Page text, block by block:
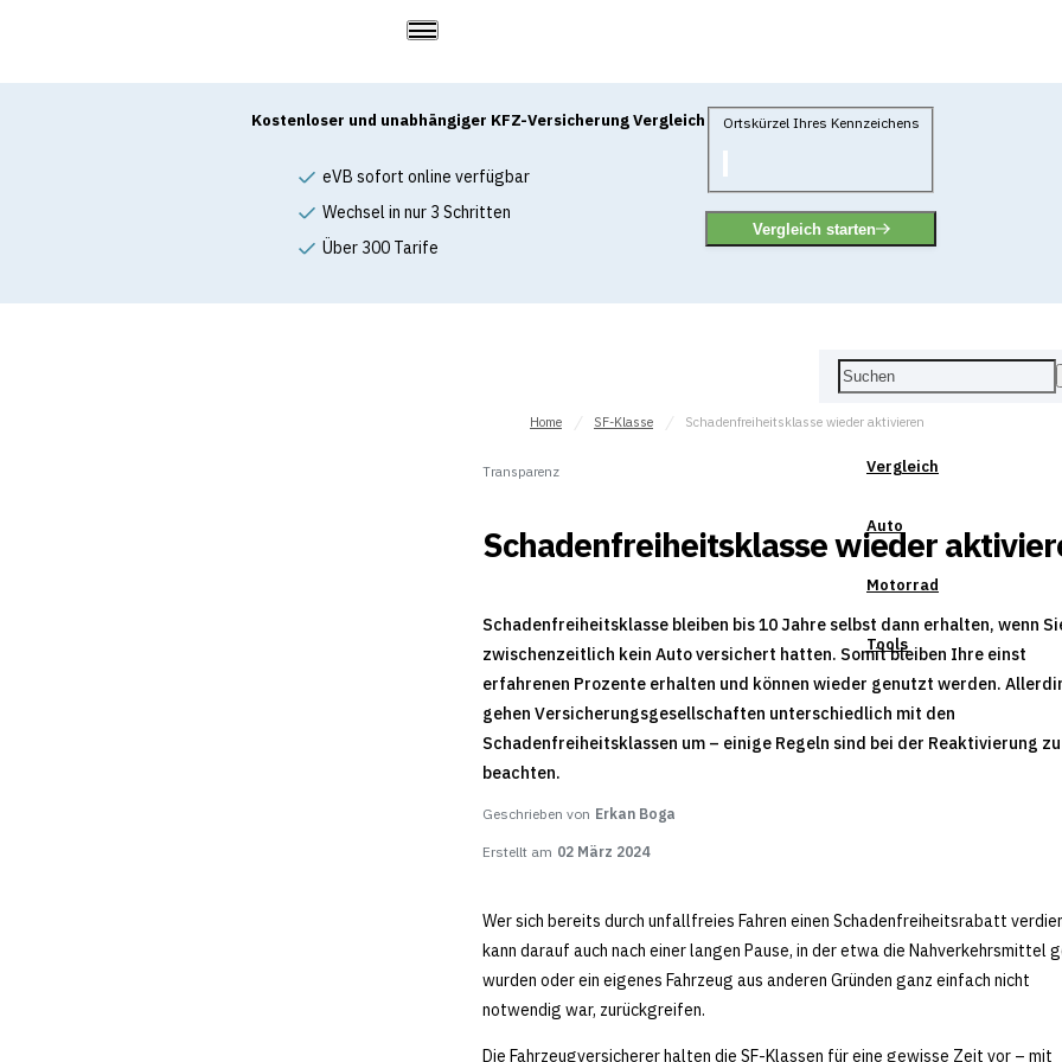
Vergleich
Auto
Motorrad
Tools
Kostenloser und unabhängiger KFZ-Versicherung Vergleich
eVB sofort online verfügbar
Wechsel in nur 3 Schritten
Über 300 Tarife
Ortskürzel Ihres Kennzeichens
Vergleich starten
Home SF-Klasse Schadenfreiheitsklasse wieder aktivieren
Transparenz
Schadenfreiheitsklasse wieder
Schadenfreiheitsklasse bleiben bis 10 Jahre selbst dann erhalten, wenn
zwischenzeitlich kein Auto versichert hatten. Somit bleiben Ihre einst
erfahrenen Prozente erhalten und können wieder genutzt werden.
gehen Versicherungsgesellschaften unterschiedlich mit den
Schadenfreiheitsklassen um – einige Regeln sind bei der Reaktivierung zu
beachten.
Geschrieben von Erkan Boga
Erstellt am 02 März 2024
Wer sich bereits durch unfallfreies Fahren einen Schadenfreiheitsrabatt
kann darauf auch nach einer langen Pause, in der etwa die Nahverkehrsmittel
wurden oder ein eigenes Fahrzeug aus anderen Gründen ganz einfach nicht
notwendig war, zurückgreifen.
Die Fahrzeugversicherer halten die SF-Klassen für eine gewisse Zeit vor – mit